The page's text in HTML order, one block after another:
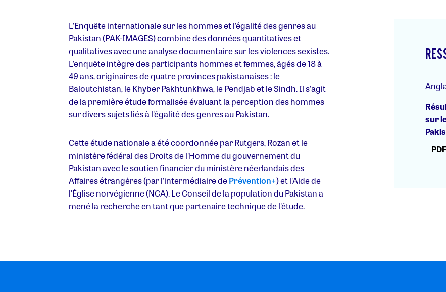
L'Enquête internationale sur les hommes et l'égalité des genres au
Pakistan (PAK-IMAGES) combine des données quantitatives et
qualitatives avec une analyse documentaire sur les violences sexistes.
L'enquête intègre des participants hommes et femmes, âgés de 18 à
49 ans, originaires de quatre provinces pakistanaises : le
Baloutchistan, le Khyber Pakhtunkhwa, le Pendjab et le Sindh. Il s'agit
de la première étude formalisée évaluant la perception des hommes
sur divers sujets liés à l'égalité des genres au Pakistan.
Cette étude nationale a été coordonnée par Rutgers, Rozan et le
ministère fédéral des Droits de l'Homme du gouvernement du
Pakistan avec le soutien financier du ministère néerlandais des
Affaires étrangères (par l'intermédiaire dePrévention+) et l'Aide de
l'Église norvégienne (NCA). Le Conseil de la population du Pakistan a
mené la recherche en tant que partenaire technique de l'étude.
sur
PDF